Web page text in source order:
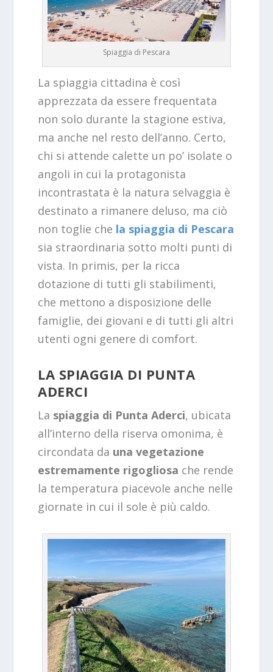
Spiaggia di Pescara
La spiaggia cittadina è così
apprezzata da essere frequentata
non solo durante la stagione estiva,
ma anche nel resto dell’anno. Certo,
chi si attende calette un po’ isolate o
angoli in cui la protagonista
incontrastata è la natura selvaggia è
destinato a rimanere deluso, ma ciò
non toglie che la spiaggia di Pescara
sia straordinaria sotto molti punti di
vista. In primis, per la ricca
dotazione di tutti gli stabilimenti,
che mettono a disposizione delle
famiglie, dei giovani e di tutti gli altri
utenti ogni genere di comfort.
LA SPIAGGIA DI PUNTA
ADERCI
La spiaggia di Punta Aderci, ubicata
all’interno della riserva omonima, è
circondata da una vegetazione
estremamente rigogliosa che rende
la temperatura piacevole anche nelle
giornate in cui il sole è più caldo.